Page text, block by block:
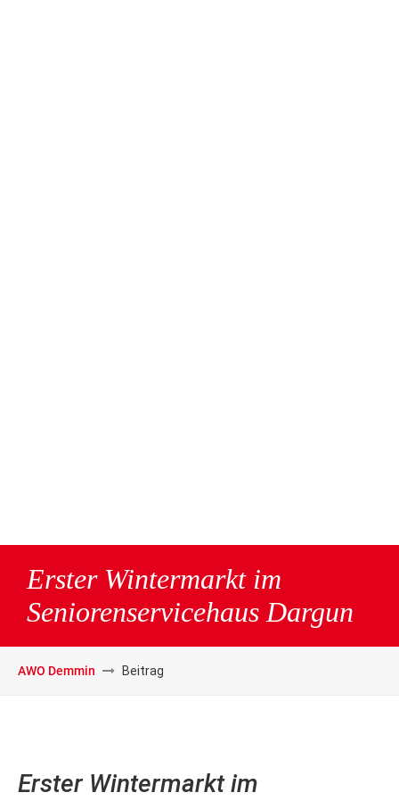
Erster Wintermarkt im
Seniorenservicehaus Dargun
AWO Demmin Beitrag
Erster Wintermarkt im